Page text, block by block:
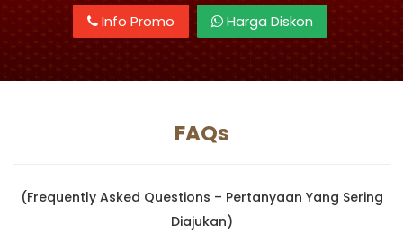
Info Promo Harga Diskon
FAQs
(Frequently Asked Questions – Pertanyaan Yang Sering
Diajukan)